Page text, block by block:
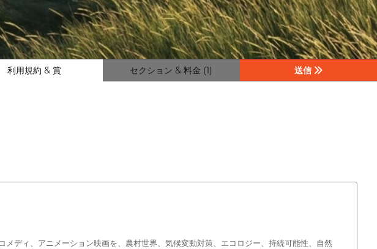
利用規約 & 賞 セクション & 料金 (1) 送信
ディ、アニメーション映画を、農村世界、気候変動対策、エコロジー、持続可能性、自然